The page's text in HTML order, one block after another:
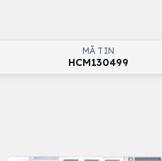
MÃ TIN
HCM130499